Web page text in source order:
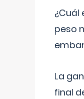
¿Cuál
peso
La
final